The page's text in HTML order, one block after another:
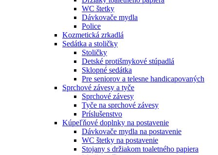
WC štetky
Dávkovače mydla
Police
Kozmetická zrkadlá
Sedátka a stoličky
Stoličky
Detské protišmykové stúpadlá
Sklopné sedátka
Pre seniorov a telesne handicapovaných
Sprchové závesy a tyče
Sprchové závesy
Tyče na sprchové závesy
Príslušenstvo
Kúpeľňové doplnky na postavenie
Dávkovače mydla na postavenie
WC štetky na postavenie
Stojany s držiakom toaletného papiera